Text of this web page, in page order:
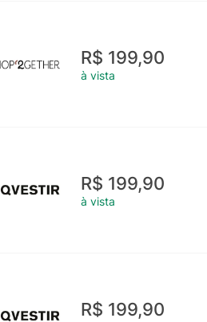
R$ 199,90
à vista
R$ 199,90
à vista
R$ 199,90